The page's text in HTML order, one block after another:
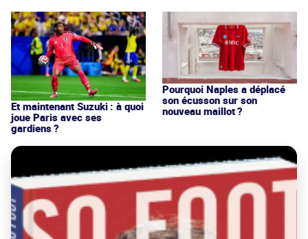
Et maintenant Suzuki : à quoi
joue Paris avec ses
gardiens ?
Pourquoi Naples a déplacé
son écusson sur son
nouveau maillot ?